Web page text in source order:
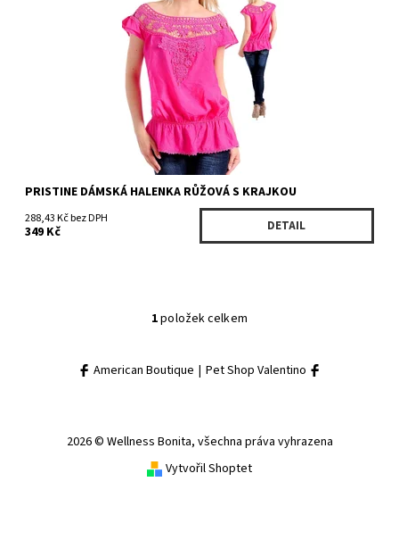
Skladem 1 ks
ZA110PK
PRISTINE
PRISTINE DÁMSKÁ HALENKA RŮŽOVÁ S KRAJKOU
288,43 Kč bez DPH
349 Kč DETAIL
1položek celkem
American Boutique | Pet Shop Valentino
2026 © Wellness Bonita, všechna práva vyhrazena
Vytvořil Shoptet